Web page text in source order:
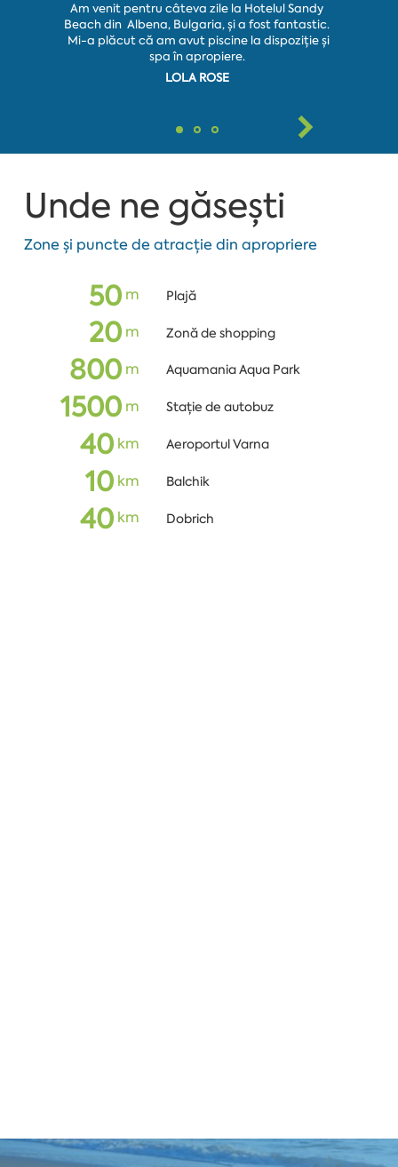
Am venit pentru câteva zile la Hotelul Sandy
Beach din Albena, Bulgaria, și a fost fantastic.
Mi-a plăcut că am avut piscine la dispoziție și
spa în apropiere.
LOLA ROSE
Unde ne găsești
Zone și puncte de atracție din apropriere
50m Plajă
20m Zonă de shopping
800m Aquamania Aqua Park
1500m Stație de autobuz
40кm Aeroportul Varna
10кm Balchik
40кm Dobrich